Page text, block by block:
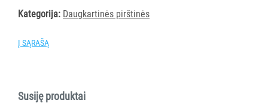
DOZATORIAI
BRITA
FILTRAI
Kategorija: Daugkartinės pirštinės
Į SĄRAŠĄ
Susiję produktai